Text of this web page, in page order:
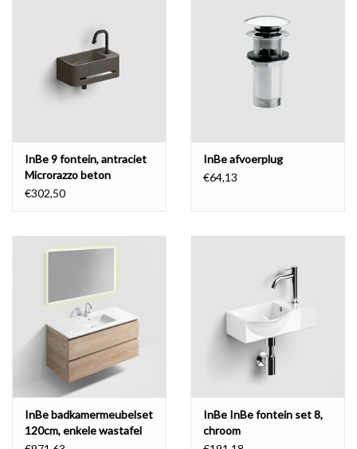
InBe 9 fontein, antraciet
Microrazzo beton
€302,50
InBe afvoerplug
€64,13
InBe badkamermeubelset
120cm, enkele wastafel
InBe InBe fontein set 8,
chroom